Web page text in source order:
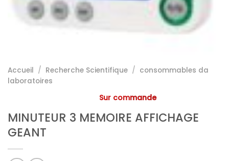
Accueil / Recherche Scientifique / consommables da
laboratoires
Sur commande
MINUTEUR 3 MEMOIRE AFFICHAGE
GEANT